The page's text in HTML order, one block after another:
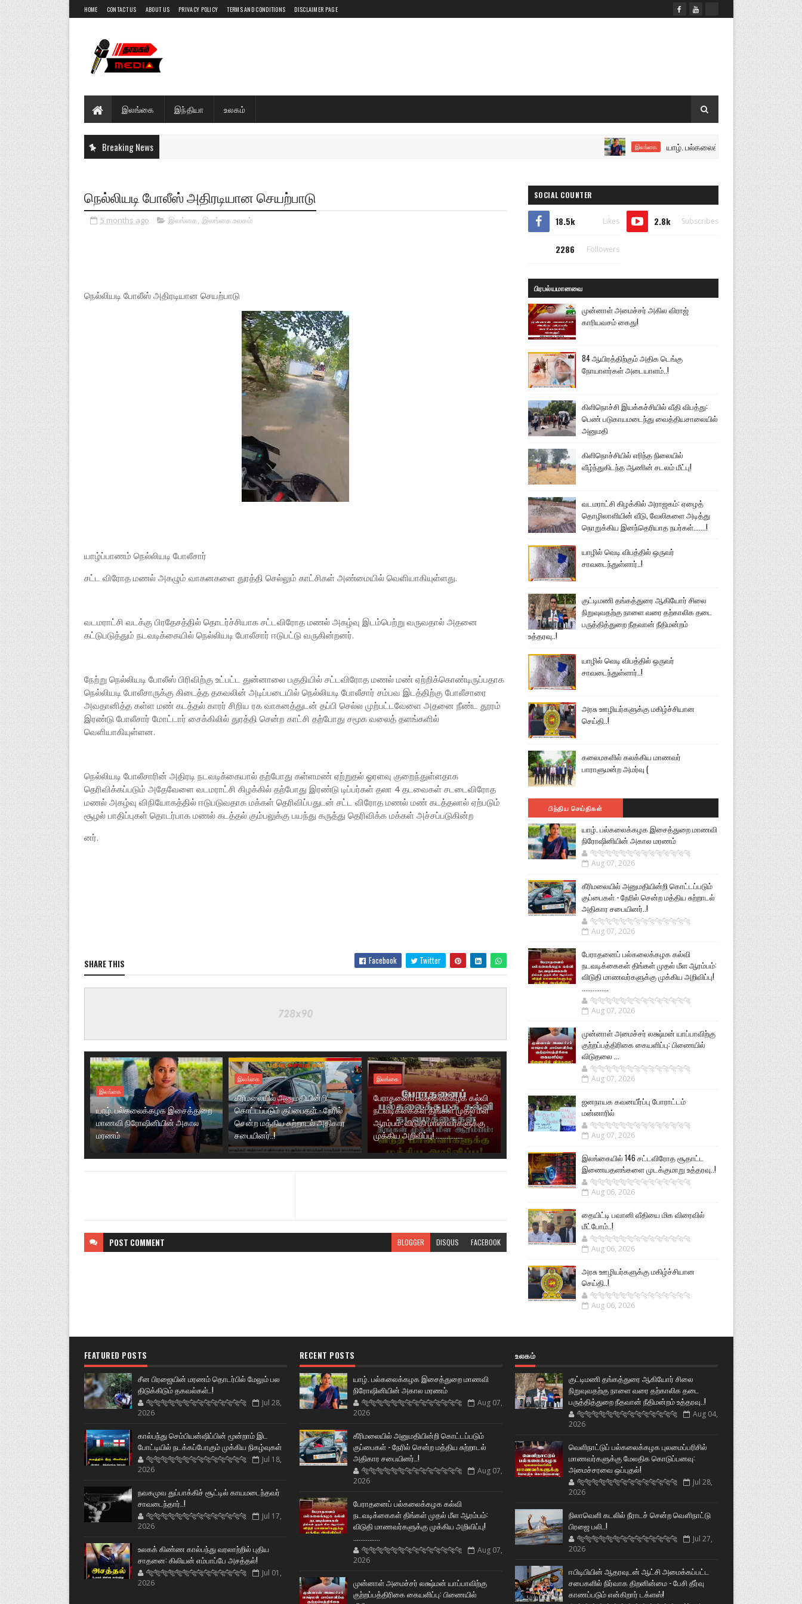
HOME CONTACT US ABOUT US PRIVACY POLICY TERMS AND CONDITIONS DISCLAIMER PAGE
இலங்கை இந்தியா உலகம்
Breaking News இலங்கை யாழ். பல்கலைக்கழக இசைத்துறை மாணவி
நெல்லியடி போலீஸ் அதிரடியான செயற்பாடு
5 months ago இலங்கை, இலங்கை.உலகம்
நெல்லியடி போலீஸ் அதிரடியான செயற்பாடு
யாழ்ப்பாணம் நெல்லியடி போலீசார்
சட்ட விரோத மணல் அகழும் வாகனகளை துரத்தி செல்லும் காட்சிகள் அண்மையில் வெளியாகியுள்ளது.
வடமராட்சி வடக்கு பிரதேசத்தில் தொடர்ச்சியாக சட்டவிரோத மணல் அகழ்வு இடம்பெற்று வருவதால் அதனை
கட்டுபடுத்தும் நடவடிக்கையில் நெல்லியடி போலீசார் ஈடுபட்டு வருகின்றனர்.
நேற்று நெல்லியடி போலீஸ் பிரிவிற்கு உட்பட்ட துன்னாலை பகுதியில் சட்டவிரோத மணல் மண் ஏற்றிக்கொண்டிருப்பதாக
நெல்லியடி போலீசாருக்கு கிடைத்த தகவலின் அடிப்படையில் நெல்லியடி போலீசார் சம்பவ இடத்திற்கு போலீசாரை
அவதானித்த கள்ள மண் கடத்தல் காரர் சிறிய ரக வாகனத்துடன் தப்பி செல்ல முற்பட்டவேளை அதனை நீண்ட தூரம்
இரண்டு போலீசார் மோட்டார் சைக்கிலில் துரத்தி சென்ற காட்சி தற்போது சமூக வலைத் தளங்களில்
வெளியாகியுள்ளன.
நெல்லியடி போலீசாரின் அதிரடி நடவடிக்கையால் தற்போது கள்ளமண் ஏற்றுதல் ஓரளவு குறைந்துள்ளதாக
தெரிவிக்கப்படும் அதேவேளை வடமராட்சி கிழக்கில் தற்போது இரண்டு டிப்பர்கள் தலா 4 தடவைகள் சடடைவிரோத
மணல் அகழ்வு விநியோகத்தில் ஈடுபடுவதாக மக்கள் தெரிவிப்பதுடன் சட்ட விரோத மணல் மண் கடத்தலால் ஏற்படும்
சூழல் பாதிப்புகள் தொடர்பாக மணல் கடத்தல் கும்பலுக்கு பயந்து கருத்து தெரிவிக்க மக்கள் அச்சப்படுகின்ற
னர்.
SHARE THIS Facebook Twitter
இலங்கை
யாழ். பல்கலைக்கழக இசைத்துறை
மாணவி நிரோஷினியின் அகால
மரணம்
இலங்கை
கீரிமலையில் அனுமதியின்றி
கொட்டப்படும் குப்பைகள் - நேரில்
சென்ற மத்திய சுற்றாடல் அதிகார
சபையினர்..!
இலங்கை
பேராதனைப் பல்கலைக்கழக கல்வி
நடவடிக்கைகள் திங்கள் முதல் மீள
ஆரம்பம்: விடுதி மாணவர்களுக்கு
முக்கிய அறிவிப்பு! ...............
POST COMMENT BLOGGER DISQUS FACEBOOK
SOCIAL COUNTER
18.5k Likes 2.8k Subscribes
2286 Followers
பிரபல்யமானவை
முன்னாள் அமைச்சர் அகில விராஜ்
காரியவசம் கைது!
84 ஆயிரத்திற்கும் அதிக டெங்கு
நோயாளர்கள் அடையாளம்..!
கிளிநொச்சி இயக்கச்சியில் வீதி விபத்து:
பெண் படுகாயமடைந்து வைத்தியசாலையில்
அனுமதி
கிளிநொச்சியில் எரிந்த நிலையில்
வீழ்ந்துகிடந்த ஆணின் சடலம் மீட்பு!
வடமராட்சி கிழக்கில் அராஜகம்: ஏழைத்
தொழிலாளியின் வீடு, வேலிகளை அடித்து
நொறுக்கிய இனந்தெரியாத நபர்கள்.......!
யாழில் வெடி விபத்தில் ஒருவர்
சாவடைந்துள்ளார்..!
குட்டிமணி தங்கத்துரை ஆகியோர் சிலை
நிறுவுவதற்கு நாளை வரை தற்காலிக தடை
பருத்தித்துறை நீதவான் நீதிமன்றம்
உத்தரவு..!
யாழில் வெடி விபத்தில் ஒருவர்
சாவடைந்துள்ளார்..!
அரசு ஊழியர்களுக்கு மகிழ்ச்சியான
செய்தி..!
கலைமகளில் கலக்கிய மாணவர்
பாராளுமன்ற அமர்வு (
பிந்திய செய்திகள்
யாழ். பல்கலைக்கழக இசைத்துறை மாணவி
நிரோஷினியின் அகால மரணம்
🐅🐅🐅🐅🐅🐅🐆🐆🐆🐆🐆🐆🐆🐆
Aug 07, 2026
கீரிமலையில் அனுமதியின்றி கொட்டப்படும்
குப்பைகள் - நேரில் சென்ற மத்திய சுற்றாடல்
அதிகார சபையினர்..!
🐅🐅🐅🐅🐅🐅🐆🐆🐆🐆🐆🐆🐆🐆
Aug 07, 2026
பேராதனைப் பல்கலைக்கழக கல்வி
நடவடிக்கைகள் திங்கள் முதல் மீள ஆரம்பம்:
விடுதி மாணவர்களுக்கு முக்கிய அறிவிப்பு!
...............
🐅🐅🐅🐅🐅🐅🐆🐆🐆🐆🐆🐆🐆🐆
Aug 07, 2026
முன்னாள் அமைச்சர் லக்ஷ்மன் யாப்பாவிற்கு
குற்றப்பத்திரிகை கையளிப்பு: பிணையில்
விடுதலை ...
🐅🐅🐅🐅🐅🐅🐆🐆🐆🐆🐆🐆🐆🐆
Aug 07, 2026
ஜனநாயக கவனயீர்ப்பு போராட்டம்
மன்னாரில்
🐅🐅🐅🐅🐅🐅🐆🐆🐆🐆🐆🐆🐆🐆
Aug 07, 2026
இலங்கையில் 146 சட்டவிரோத சூதாட்ட
இணையதளங்களை முடக்குமாறு உத்தரவு..!
🐅🐅🐅🐅🐅🐅🐆🐆🐆🐆🐆🐆🐆🐆
Aug 06, 2026
தையிட்டி பவானி வீதியை மிக விரைவில்
மீட்போம்..!
🐅🐅🐅🐅🐅🐅🐆🐆🐆🐆🐆🐆🐆🐆
Aug 06, 2026
அரசு ஊழியர்களுக்கு மகிழ்ச்சியான
செய்தி..!
🐅🐅🐅🐅🐅🐅🐆🐆🐆🐆🐆🐆🐆🐆
Aug 06, 2026
FEATURED POSTS
சீன பிரஜையின் மரணம் தொடர்பில் மேலும் பல
திடுக்கிடும் தகவல்கள்..!
🐅🐅🐅🐅🐅🐅🐆🐆🐆🐆🐆🐆🐆🐆
Jul 28,
2026
கால்பந்து செம்பியன்ஷிப்பின் மூன்றாம் இட
போட்டியில் நடக்கப்போகும் முக்கிய நிகழ்வுகள்
🐅🐅🐅🐅🐅🐅🐆🐆🐆🐆🐆🐆🐆🐆
Jul 18,
2026
நவகமுவ துப்பாக்கிச் சூட்டில் காயமடைந்தவர்
சாவடைந்தார்..!
🐅🐅🐅🐅🐅🐅🐆🐆🐆🐆🐆🐆🐆🐆
Jul 17,
2026
உலகக் கிண்ண கால்பந்து வரலாற்றில் புதிய
சாதனை: கிலியன் எம்பாப்பே அசத்தல்!
🐅🐅🐅🐅🐅🐅🐆🐆🐆🐆🐆🐆🐆🐆
Jul 01,
2026
RECENT POSTS
யாழ். பல்கலைக்கழக இசைத்துறை மாணவி
நிரோஷினியின் அகால மரணம்
🐅🐅🐅🐅🐅🐅🐆🐆🐆🐆🐆🐆🐆🐆
Aug 07,
2026
கீரிமலையில் அனுமதியின்றி கொட்டப்படும்
குப்பைகள் - நேரில் சென்ற மத்திய சுற்றாடல்
அதிகார சபையினர்..!
🐅🐅🐅🐅🐅🐅🐆🐆🐆🐆🐆🐆🐆🐆
Aug 07,
2026
பேராதனைப் பல்கலைக்கழக கல்வி
நடவடிக்கைகள் திங்கள் முதல் மீள ஆரம்பம்:
விடுதி மாணவர்களுக்கு முக்கிய அறிவிப்பு!
...............
🐅🐅🐅🐅🐅🐅🐆🐆🐆🐆🐆🐆🐆🐆
Aug 07,
2026
முன்னாள் அமைச்சர் லக்ஷ்மன் யாப்பாவிற்கு
குற்றப்பத்திரிகை கையளிப்பு: பிணையில்
உலகம்
குட்டிமணி தங்கத்துரை ஆகியோர் சிலை
நிறுவுவதற்கு நாளை வரை தற்காலிக தடை
பருத்தித்துறை நீதவான் நீதிமன்றம் உத்தரவு..!
🐅🐅🐅🐅🐅🐅🐆🐆🐆🐆🐆🐆🐆🐆
Aug 04,
2026
வெளிநாட்டுப் பல்கலைக்கழக புலமைப்பரிசில்
மாணவர்களுக்கு மேலதிக கொடுப்பனவு:
அமைச்சரவை ஒப்புதல்!
🐅🐅🐅🐅🐅🐅🐆🐆🐆🐆🐆🐆🐆🐆
Jul 28,
2026
நிலாவெளி கடலில் நீராடச் சென்ற வௌிநாட்டு
பிரஜை பலி..!
🐅🐅🐅🐅🐅🐅🐆🐆🐆🐆🐆🐆🐆🐆
Jul 27,
2026
ஈபிடிபியின் ஆதரவுடன் ஆட்சி அமைக்கப்பட்ட
சபைகளில் நிர்வாக திறனின்மை - பேசி தீர்வு
காணப்படும் என்கிறார் டக்ளஸ்!